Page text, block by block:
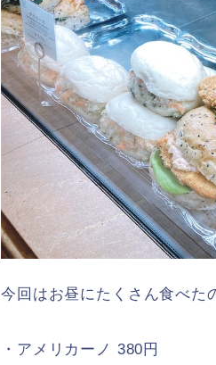
今回はお昼にたくさん食べた
・アメリカーノ 380円